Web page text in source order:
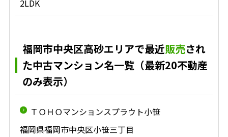
2LDK
福岡市中央区高砂エリアで最近販売され
た中古マンション名一覧（最新20不動産
のみ表示）
ＴＯＨＯマンションスプラウト小笹
福岡県福岡市中央区小笹三丁目